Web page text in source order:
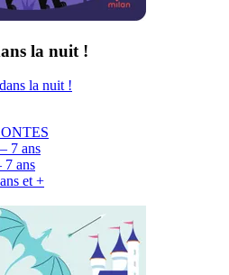
la nuit !
la nuit !
7 ans
7 ans
et +